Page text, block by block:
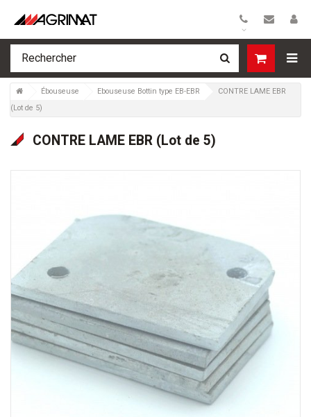
Ébouseuse Ebouseuse Bottin type EB-EBR
CONTRE LAME EBR
(Lot de 5)
CONTRE LAME EBR (Lot de 5)